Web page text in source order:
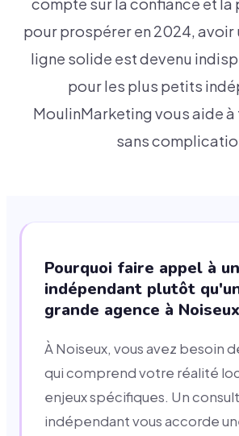
compte sur la confiance et la
pour prospérer en 2024, avoir
ligne solide est devenu
pour les plus petits
MoulinMarketing vous aide
sans
Pourquoi faire appel à un
indépendant plutôt
grande agence à
À Noiseux, vous avez besoin
qui comprend votre réalité
enjeux spécifiques. Un
indépendant vous accorde